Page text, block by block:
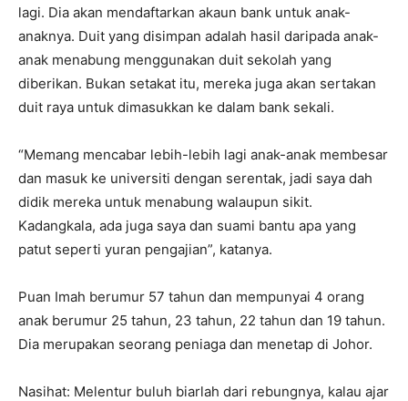
lagi. Dia akan mendaftarkan akaun bank untuk anak-
anaknya. Duit yang disimpan adalah hasil daripada anak-
anak menabung menggunakan duit sekolah yang
diberikan. Bukan setakat itu, mereka juga akan sertakan
duit raya untuk dimasukkan ke dalam bank sekali.
“Memang mencabar lebih-lebih lagi anak-anak membesar
dan masuk ke universiti dengan serentak, jadi saya dah
didik mereka untuk menabung walaupun sikit.
Kadangkala, ada juga saya dan suami bantu apa yang
patut seperti yuran pengajian”, katanya.
Puan Imah berumur 57 tahun dan mempunyai 4 orang
anak berumur 25 tahun, 23 tahun, 22 tahun dan 19 tahun.
Dia merupakan seorang peniaga dan menetap di Johor.
Nasihat: Melentur buluh biarlah dari rebungnya, kalau ajar